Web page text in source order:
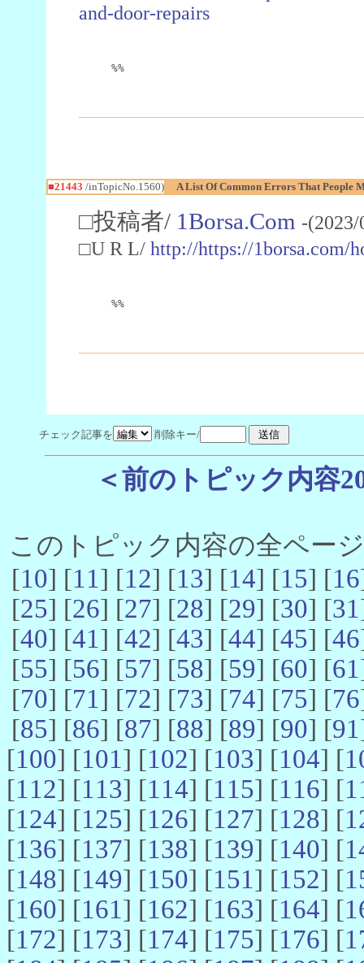
and-door-repairs
%%
■21443 /inTopicNo.1560) A List Of Common Errors That People
□投稿者/ 1Borsa.Com -
□U R L/ http://https://1borsa.com/
%%
チェック記事を 削除キー/
＜前のトピック内容
このトピック内容の全ペー
[10] [11] [12] [13] [14] [15] [16
[25] [26] [27] [28] [29] [30] [31
[40] [41] [42] [43] [44] [45] [46
[55] [56] [57] [58] [59] [60] [61
[70] [71] [72] [73] [74] [75] [76
[85] [86] [87] [88] [89] [90] [91
[100] [101] [102] [103] [104] [
[112] [113] [114] [115] [116] [
[124] [125] [126] [127] [128] [
[136] [137] [138] [139] [140] [
[148] [149] [150] [151] [152] [
[160] [161] [162] [163] [164] [
[172] [173] [174] [175] [176] [